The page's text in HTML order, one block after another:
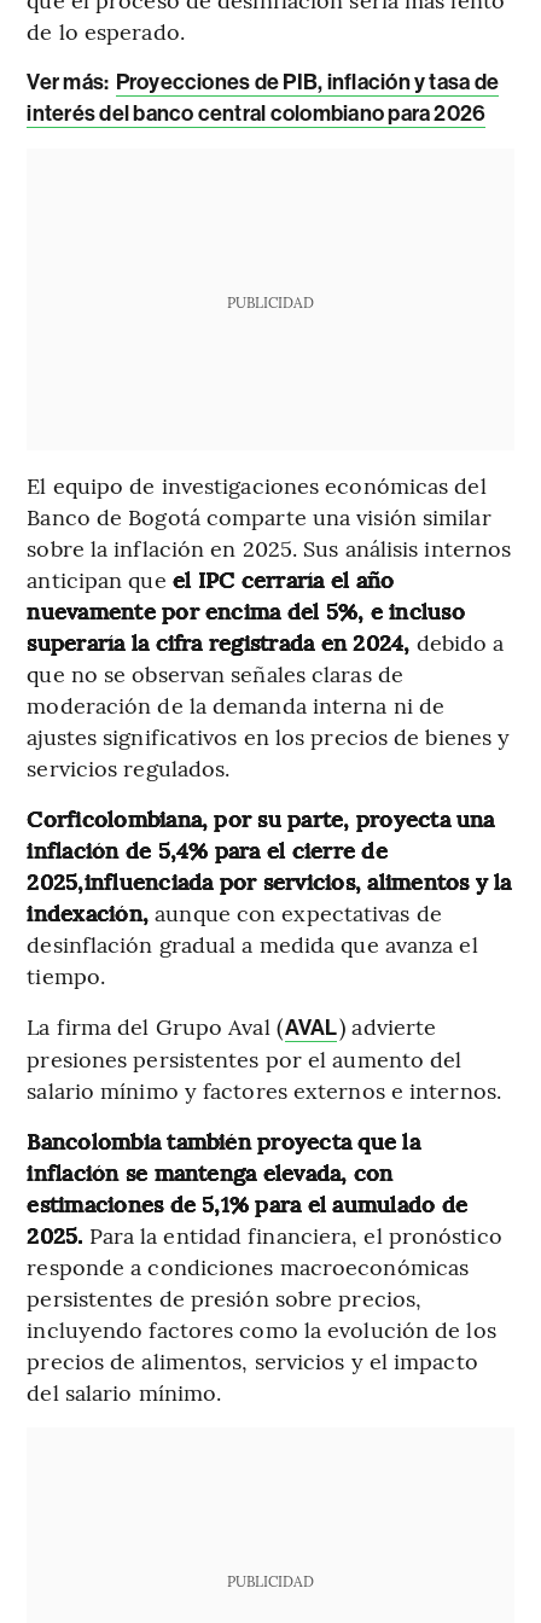
de lo esperado.
Ver más: Proyecciones de PIB, inflación y tasa de
interés del banco central colombiano para 2026
PUBLICIDAD
El equipo de investigaciones económicas del
Banco de Bogotá comparte una visión similar
sobre la inflación en 2025. Sus análisis internos
anticipan que el IPC cerraría el año
nuevamente por encima del 5%, e incluso
superaría la cifra registrada en 2024, debido a
que no se observan señales claras de
moderación de la demanda interna ni de
ajustes significativos en los precios de bienes y
servicios regulados.
Corficolombiana, por su parte, proyecta una
inflación de 5,4% para el cierre de
2025,influenciada por servicios, alimentos y la
indexación,aunque con expectativas de
desinflación gradual a medida que avanza el
tiempo.
La firma del Grupo Aval (AVAL) advierte
presiones persistentes por el aumento del
salario mínimo y factores externos e internos.
Bancolombia también proyecta que la
inflación se mantenga elevada, con
estimaciones de 5,1% para el aumulado de
2025. Para la entidad financiera, el pronóstico
responde a condiciones macroeconómicas
persistentes de presión sobre precios,
incluyendo factores como la evolución de los
precios de alimentos, servicios y el impacto
del salario mínimo.
PUBLICIDAD